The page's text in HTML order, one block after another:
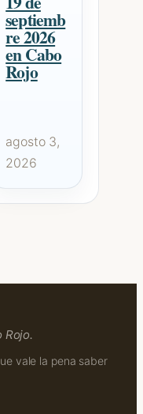
septiemb
re 2026
en Cabo
Rojo
agosto 3,
2026
Rojo.
vale la pena saber